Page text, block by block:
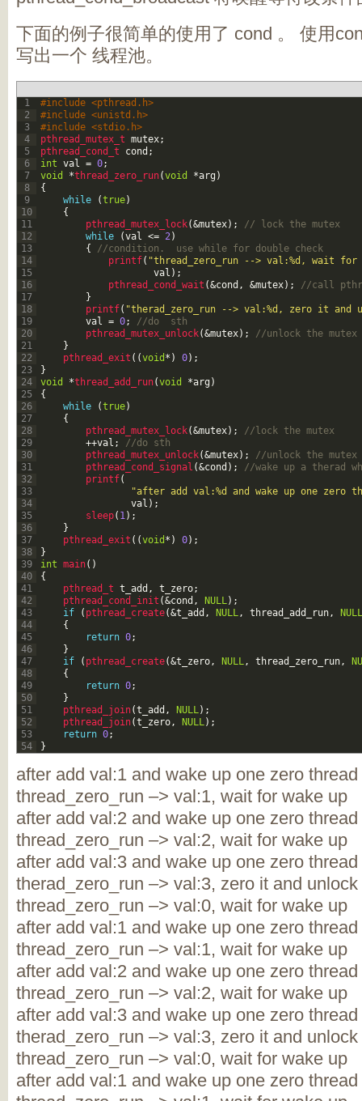
下面的例子很简单的使用了 cond 。 使用
写出一个 线程池。
1
2
3
4
5
6
7
8
9
10
11
12
13
14
15
16
17
18
19
20
21
22
23
24
25
26
27
28
29
30
31
32
33
34
35
36
37
38
39
40
41
42
43
44
45
46
47
48
49
50
51
52
53
54
#include <pthread.h>
#include <unistd.h>
#include <stdio.h>
pthread_mutex_t mutex;
pthread_cond_t cond ;
int val = 0;
void
*thread_zero_run(void *arg )
{
while
(true)
{
pthread_mutex_lock(&mutex) ;
// lock the mutex
while
(val <= 2)
{
//condition.  use while for double check
printf( "thread_zero_run --> val:%d, wait for
val ) ;
pthread_cond_wait (&cond , &mutex) ;
//call
}
printf( "therad_zero_run --> val:%d, zero it and
val = 0;
//do  sth
pthread_mutex_unlock(&mutex) ;
//unlock the mutex
}
pthread_exit ( (void * ) 0) ;
}
void
*thread_add_run(void *arg )
{
while
(true)
{
pthread_mutex_lock(&mutex) ;
//lock the mutex
++val ;
//do sth
pthread_mutex_unlock(&mutex) ;
//unlock the mutex
pthread_cond_signal (&cond ) ;
//wake up a therad
printf(
"after add val:%d and wake up one zero
val ) ;
sleep( 1) ;
}
pthread_exit ( (void * ) 0) ;
}
int main( )
{
pthread_t t_add , t_zero;
pthread_cond_init (&cond , NULL) ;
if
( pthread_create(&t_add , NULL, thread_add_run,
NULL
{
return 0;
}
if
( pthread_create(&t_zero, NULL, thread_zero_run,
{
return 0;
}
pthread_join(t_add , NULL) ;
pthread_join(t_zero, NULL) ;
return 0;
}
after add val:1 and wake up one zero
thread_zero_run –> val:1, wait for wake up
after add val:2 and wake up one zero
thread_zero_run –> val:2, wait for wake up
after add val:3 and wake up one zero
therad_zero_run –> val:3, zero it and unlock
thread_zero_run –> val:0, wait for wake up
after add val:1 and wake up one zero
thread_zero_run –> val:1, wait for wake up
after add val:2 and wake up one zero
thread_zero_run –> val:2, wait for wake up
after add val:3 and wake up one zero
therad_zero_run –> val:3, zero it and unlock
thread_zero_run –> val:0, wait for wake up
after add val:1 and wake up one zero